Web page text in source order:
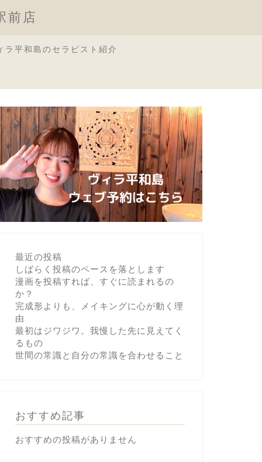
店
ラ平和島のセラピスト紹介
最近の投稿
しばらく投稿のペースを落とします
漫画を投稿すれば、すぐに読まれるの
か？
完成形よりも、メイキングに心が動く理
由
最初はジワジワ。我慢した先に見えてく
るもの
世間の常識と自分の常識を合わせること
おすすめ記事
おすすめの投稿がありません